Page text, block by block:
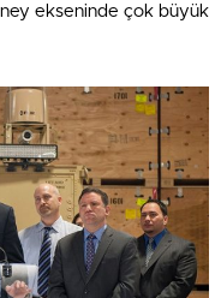
ekseninde çok büyük